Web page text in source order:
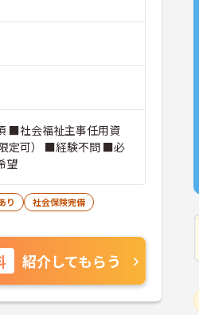
■社会福祉主事任用資
定可） ■経験不問 ■必
望
り
社会保険完備
紹介してもらう